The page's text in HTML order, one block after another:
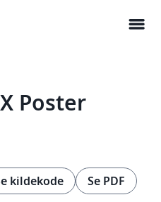
menu
Poster
kildekode Se PDF